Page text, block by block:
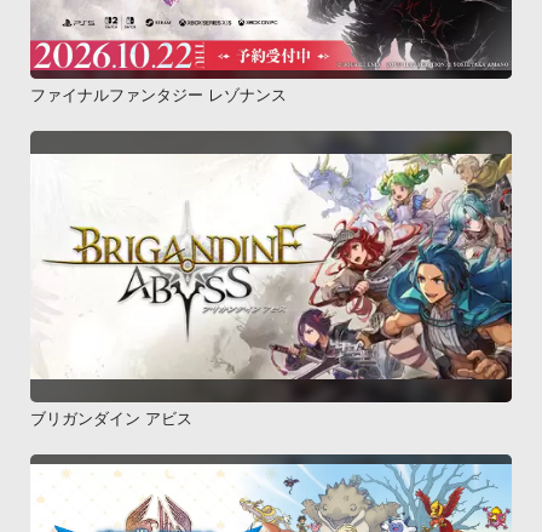
ファイナルファンタジー レゾナンス
ブリガンダイン アビス